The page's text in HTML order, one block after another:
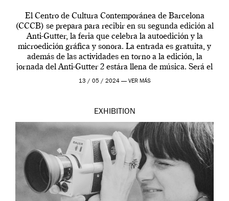
El Centro de Cultura Contemporánea de Barcelona
(CCCB) se prepara para recibir en su segunda edición al
Anti-Gutter, la feria que celebra la autoedición y la
microedición gráfica y sonora. La entrada es gratuita, y
además de las actividades en torno a la edición, la
jornada del Anti-Gutter 2 estára llena de música. Será el
[…]
13 / 05 / 2024 — VER MÁS
EXHIBITION